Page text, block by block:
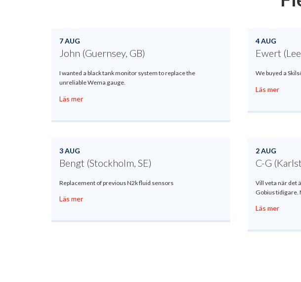
7 AUG
John (Guernsey, GB)
I wanted a black tank monitor system to replace the
unreliable Wema gauge.
Läs mer
4 AUG
Ewert
We buyed a
Läs mer
3 AUG
Bengt (Stockholm, SE)
Replacement of previous N2k fluid sensors
Läs mer
2 AUG
C-G
Vill veta när det
Gobius tidigare.
Läs mer